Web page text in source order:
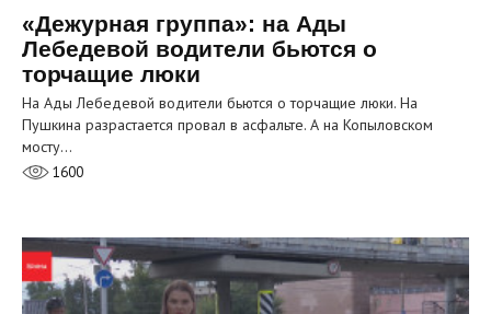
«Дежурная группа»: на Ады
Лебедевой водители бьются о
торчащие люки
На Ады Лебедевой водители бьются о торчащие люки. На
Пушкина разрастается провал в асфальте. А на Копыловском
мосту…
1600